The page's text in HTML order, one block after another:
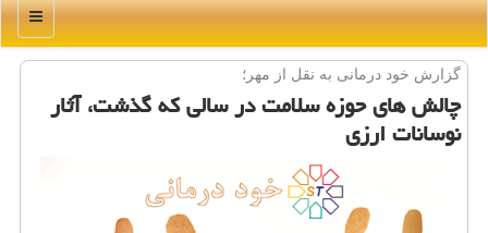
منو
گزارش خود درمانی به نقل از مهر؛
چالش های حوزه سلامت در سالی كه گذشت، آثار
نوسانات ارزی